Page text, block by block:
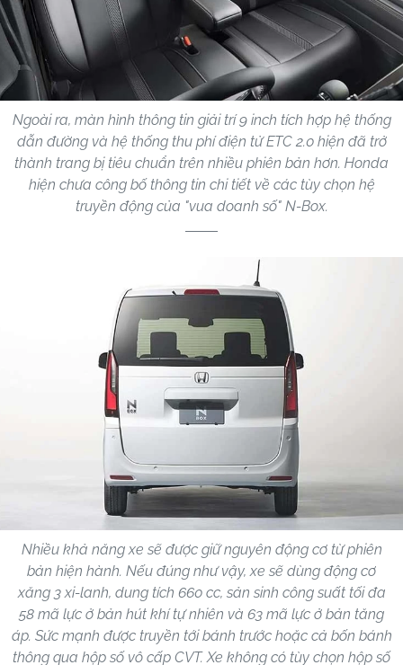
Ngoài ra, màn hình thông tin giải trí 9 inch tích hợp hệ thống
dẫn đường và hệ thống thu phí điện tử ETC 2.0 hiện đã trở
thành trang bị tiêu chuẩn trên nhiều phiên bản hơn. Honda
hiện chưa công bố thông tin chi tiết về các tùy chọn hệ
truyền động của "vua doanh số" N-Box.
Nhiều khả năng xe sẽ được giữ nguyên động cơ từ phiên
bản hiện hành. Nếu đúng như vậy, xe sẽ dùng động cơ
xăng 3 xi-lanh, dung tích 660 cc, sản sinh công suất tối đa
58 mã lực ở bản hút khí tự nhiên và 63 mã lực ở bản tăng
áp. Sức mạnh được truyền tới bánh trước hoặc cả bốn bánh
thông qua hộp số vô cấp CVT. Xe không có tùy chọn hộp số